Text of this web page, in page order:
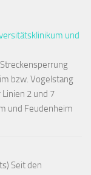
und
bzw. Vogelstang
2 und 7
und Feudenheim
Seit den